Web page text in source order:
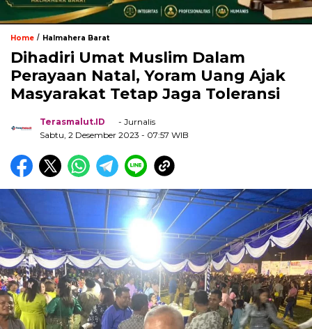
Home / Halmahera Barat
Dihadiri Umat Muslim Dalam
Perayaan Natal, Yoram Uang Ajak
Masyarakat Tetap Jaga Toleransi
Terasmalut.ID
- Jurnalis
Sabtu, 2 Desember 2023 - 07:57 WIB